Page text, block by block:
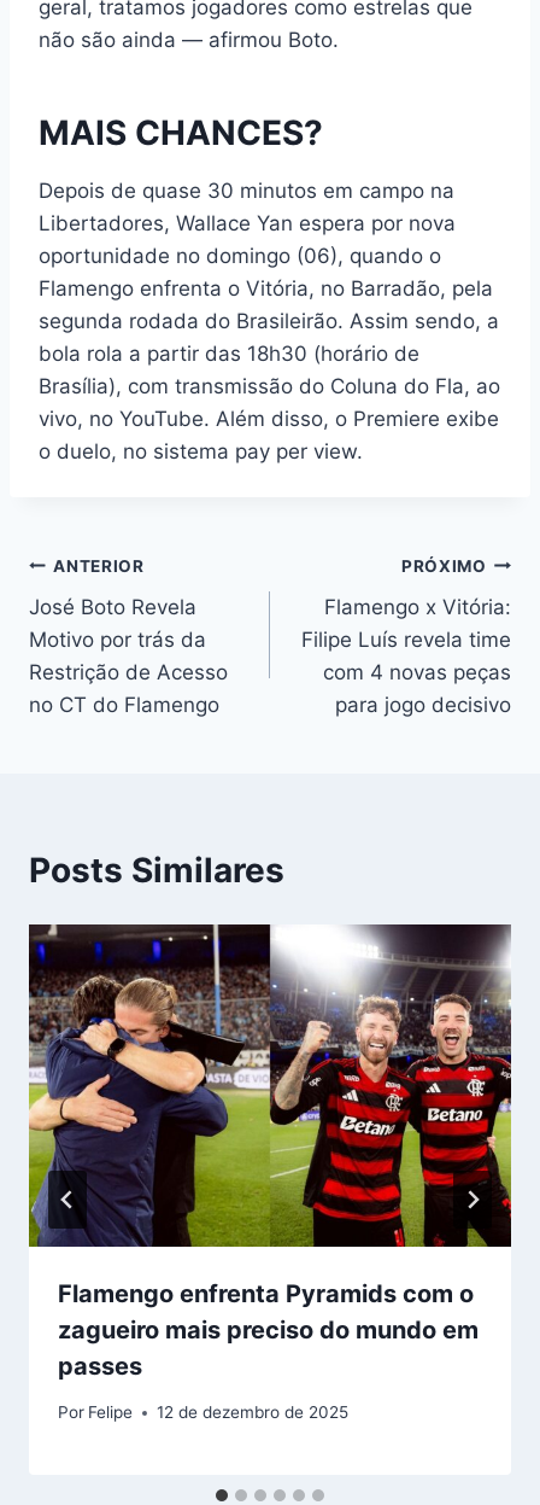
geral, tratamos jogadores como estrelas que
não são ainda — afirmou Boto.
MAIS CHANCES?
Depois de quase 30 minutos em campo na
Libertadores, Wallace Yan espera por nova
oportunidade no domingo (06), quando o
Flamengo enfrenta o Vitória, no Barradão, pela
segunda rodada do Brasileirão. Assim sendo, a
bola rola a partir das 18h30 (horário de
Brasília), com transmissão do Coluna do Fla, ao
vivo, no YouTube. Além disso, o Premiere exibe
o duelo, no sistema pay per view.
Navegação
de
Post
ANTERIOR
José Boto Revela
Motivo por trás da
Restrição de Acesso
no CT do Flamengo
PRÓXIMO
Flamengo x Vitória:
Filipe Luís revela time
com 4 novas peças
para jogo decisivo
Posts Similares
Flamengo enfrenta Pyramids com o
zagueiro mais preciso do mundo em
passes
Por Felipe 12 de dezembro de 2025